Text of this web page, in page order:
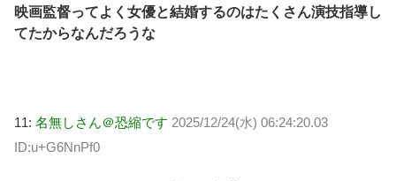
映画監督ってよく女優と結婚するのはたくさん演技指導し
てたからなんだろうな
11: 名無しさん＠恐縮です 2025/12/24(水) 06:24:20.03
ID:u+G6NnPf0